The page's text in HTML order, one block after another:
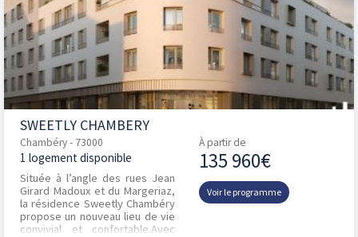
SWEETLY CHAMBERY
Chambéry - 73000
1 logement disponible
Située à l’angle des rues Jean
Girard Madoux et du Margeriaz,
la résidence Sweetly Chambéry
propose un nouveau lieu de vie
convivial et confortable.Avec
À partir de
135 960€
Voir le programme